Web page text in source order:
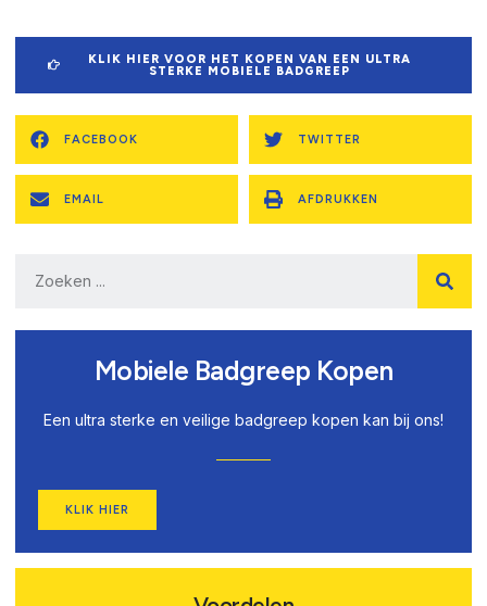
KLIK HIER VOOR HET KOPEN VAN EEN ULTRA
STERKE MOBIELE BADGREEP
FACEBOOK TWITTER
EMAIL AFDRUKKEN
Mobiele Badgreep Kopen
Een ultra sterke en veilige badgreep kopen kan bij ons!
KLIK HIER